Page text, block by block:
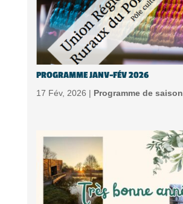
PROGRAMME JANV-FÉV 2026
17 Fév, 2026 | Programme de saison